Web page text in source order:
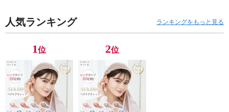
帽子 女性 シルク製
保湿 摩擦 ヘアケア
人気ランキング ランキングをもっと見る
1位 2位